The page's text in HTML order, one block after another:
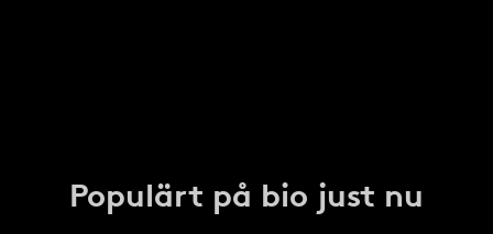
Populärt på bio just nu